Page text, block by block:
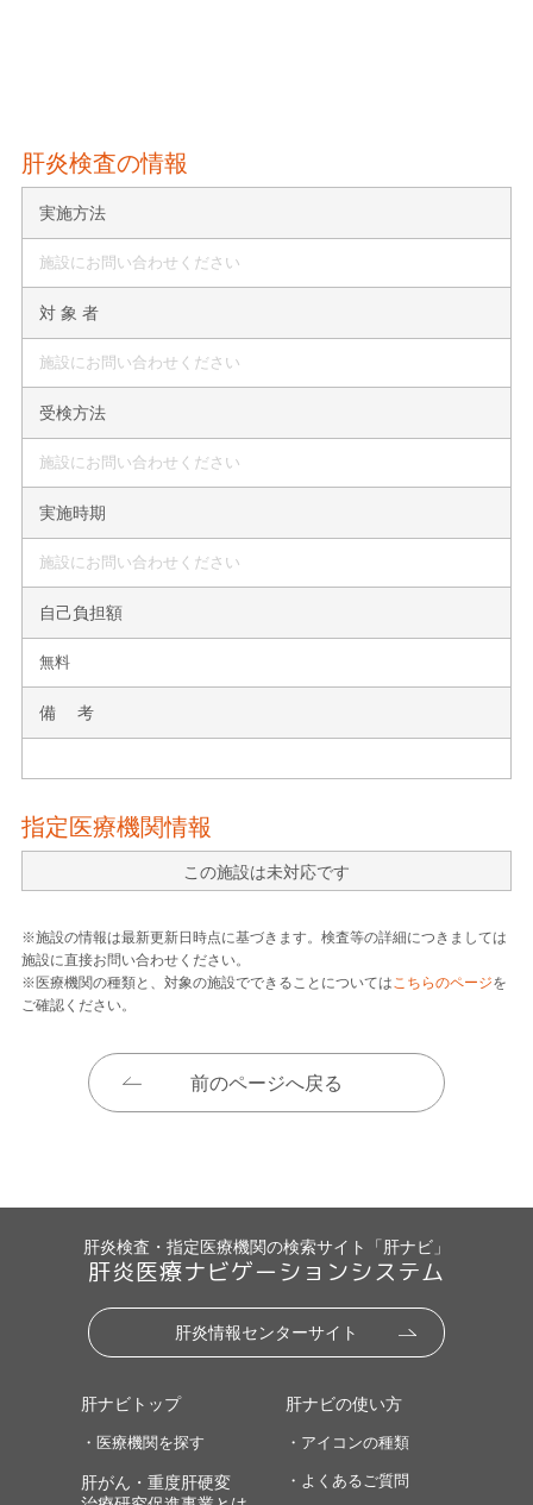
肝炎検査の情報
実施方法
施設にお問い合わせください
対 象 者
施設にお問い合わせください
受検方法
施設にお問い合わせください
実施時期
施設にお問い合わせください
自己負担額
無料
備 考
指定医療機関情報
この施設は未対応です
※施設の情報は最新更新日時点に基づきます。検査等の詳細につきましては
施設に直接お問い合わせください。
※医療機関の種類と、対象の施設でできることについてはこちらのページを
ご確認ください。
前のページへ戻る
肝炎検査・指定医療機関の検索サイト「肝ナビ」
肝炎医療ナビゲーションシステム
肝炎情報センターサイト
肝ナビトップ
・医療機関を探す
肝がん・重度肝硬変
肝ナビの使い方
・アイコンの種類
・よくあるご質問